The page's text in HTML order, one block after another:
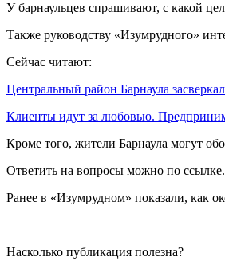
У барнаульцев спрашивают, с какой
Также руководству «Изумрудного»
Сейчас читают:
Центральный район Барнаула
Клиенты идут за любовью.
Кроме того, жители Барнаула могут
Ответить на вопросы можно по ссылке.
Ранее в «Изумрудном» показали, как
Насколько публикация полезна?